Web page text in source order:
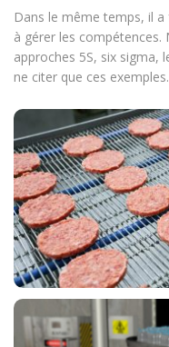
Dans le même temps, il
à gérer les compétences.
approches 5S, six sigma,
ne citer que ces exemples.